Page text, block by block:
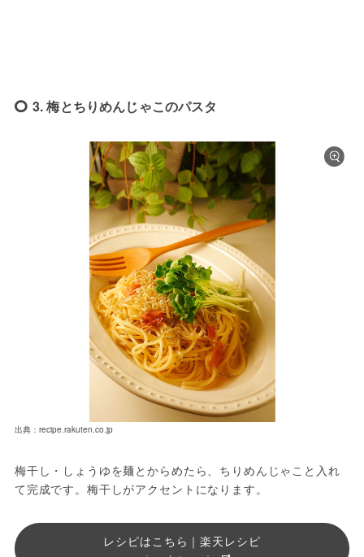
3. 梅とちりめんじゃこのパスタ
出典：recipe.rakuten.co.jp
梅干し・しょうゆを麺とからめたら、ちりめんじゃこと入れ
て完成です。梅干しがアクセントになります。
レシピはこちら｜楽天レシピ